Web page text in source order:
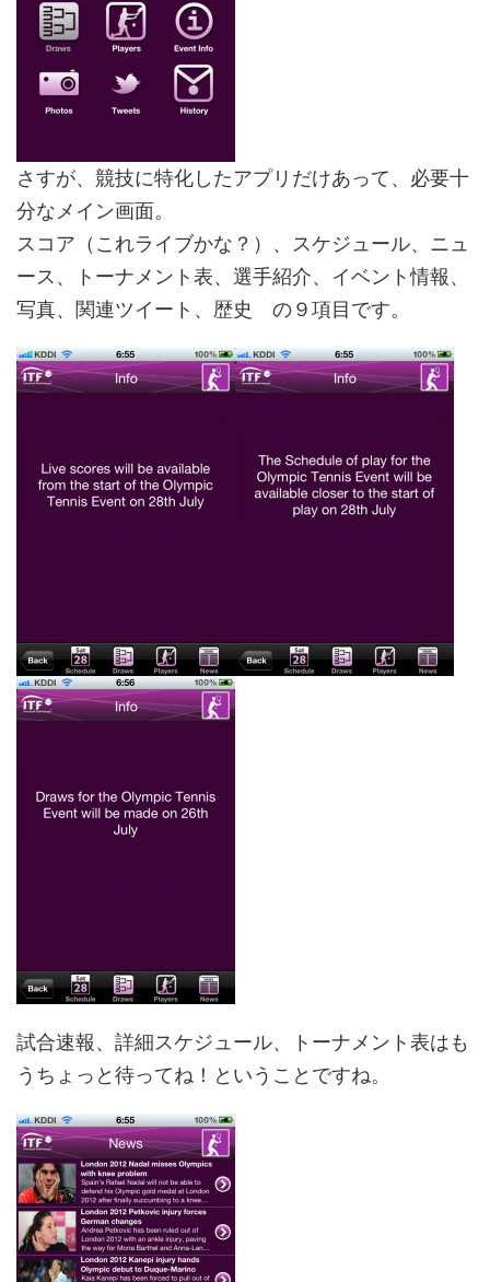
さすが、競技に特化したアプリだけあって、必要十
分なメイン画面。
スコア（これライブかな？）、スケジュール、ニュ
ース、トーナメント表、選手紹介、イベント情報、
写真、関連ツイート、歴史 の９項目です。
試合速報、詳細スケジュール、トーナメント表はも
うちょっと待ってね！ということですね。